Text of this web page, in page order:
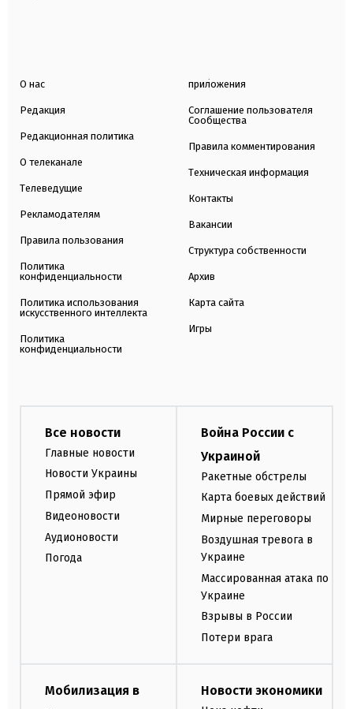
О нас
Редакция
Редакционная политика
О телеканале
Телеведущие
Рекламодателям
Правила пользования
Политика
конфиденциальности
Политика использования
искусственного интеллекта
Политика
конфиденциальности
приложения
Соглашение пользователя
Сообщества
Правила комментирования
Техническая информация
Контакты
Вакансии
Структура собственности
Архив
Карта сайта
Игры
Все новости
Главные новости
Новости Украины
Прямой эфир
Видеоновости
Аудионовости
Погода
Война России с
Украиной
Ракетные обстрелы
Карта боевых действий
Мирные переговоры
Воздушная тревога в
Украине
Массированная атака по
Украине
Взрывы в России
Потери врага
Мобилизация в
Новости экономики